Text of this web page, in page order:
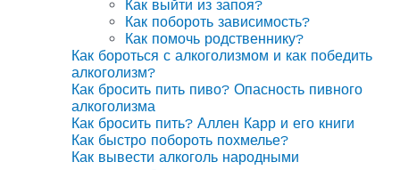
Как выйти из запоя?
Как побороть зависимость?
Как помочь родственнику?
Как бороться с алкоголизмом и как победить
алкоголизм?
Как бросить пить пиво? Опасность пивного
алкоголизма
Как бросить пить? Аллен Карр и его книги
Как быстро побороть похмелье?
Как вывести алкоголь народными